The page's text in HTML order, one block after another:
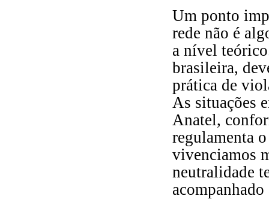
Um ponto
rede não é
a nível
brasileira,
prática de
As situações
Anatel,
regulamenta
vivenciamos
neutralidade